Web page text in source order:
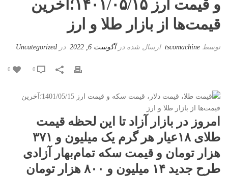
و قیمت ارز ۱۴۰۱/۰۵/۱۵؛آخرین
قیمت‌ها از بازار طلا و ارز
توسط tscomachine ارسال شده درآگوست 6, 2022 در Uncategorized
0
امروز در بازار آزاد تا این لحظه قیمت
طلای ۱۸عیار هر گرم یک میلیون و ۳۷۱
هزار تومان و قیمت سکه تمام‌بهار آزادی
طرح جدید ۱۴ میلیون و ۸۰۰ هزار تومان